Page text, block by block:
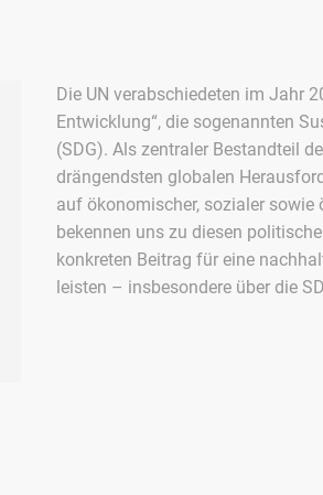
Die UN verabschiedeten im Jahr
Entwicklung“, die sogenannten
(SDG). Als zentraler Bestandteil
drängendsten globalen
auf ökonomischer, sozialer sowie
bekennen uns zu diesen
konkreten Beitrag für eine
leisten – insbesondere über die